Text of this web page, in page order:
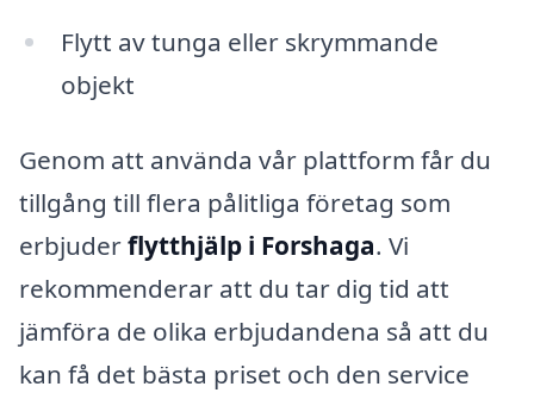
Flytt av tunga eller skrymmande
objekt
Genom att använda vår plattform får du
tillgång till flera pålitliga företag som
erbjuderflytthjälp i Forshaga. Vi
rekommenderar att du tar dig tid att
jämföra de olika erbjudandena så att du
kan få det bästa priset och den service